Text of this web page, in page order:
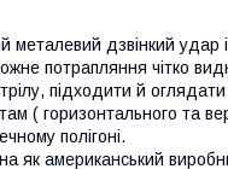
металевий дзвінкий удар
потрапляння чітко
підходити й
( горизонтального та
полігоні.
як американський